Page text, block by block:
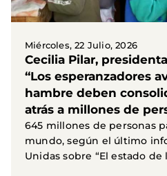
Miércoles, 22 Julio, 2026
Cecilia Pilar,
“Los esperanzadores
hambre deben
atrás a millones de
645 millones de personas
mundo, según el último
Unidas sobre “El estado de